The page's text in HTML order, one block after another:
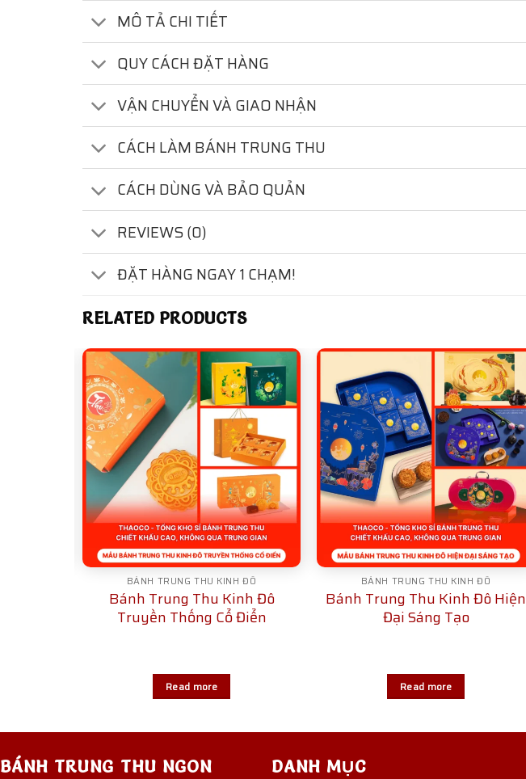
MÔ TẢ CHI TIẾT
QUY CÁCH ĐẶT HÀNG
VẬN CHUYỂN VÀ GIAO NHẬN
CÁCH LÀM BÁNH TRUNG THU
CÁCH DÙNG VÀ BẢO QUẢN
REVIEWS (0)
ĐẶT HÀNG NGAY 1 CHẠM!
RELATED PRODUCTS
BÁNH TRUNG THU KINH ĐÔ
Bánh Trung Thu Kinh Đô
Truyền Thống Cổ Điển
Read more
BÁNH TRUNG THU KINH ĐÔ
Bánh Trung Thu Kinh Đô Hiện
Đại Sáng Tạo
Read more
BÁNH TRUNG THU NGON DANH MỤC